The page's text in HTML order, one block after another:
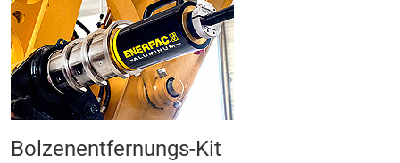
Bolzenentfernungs-Kit